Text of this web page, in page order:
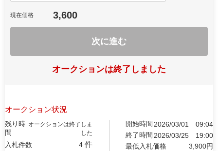
現在価格 3,600
次に進む
オークションは終了しました
オークション状況
残り時
間
オークションは終了しま
した
入札件数 4 件
開始時間 2026/03/01
09:04
終了時間 2026/03/25
19:00
最低入札価格
3,900円